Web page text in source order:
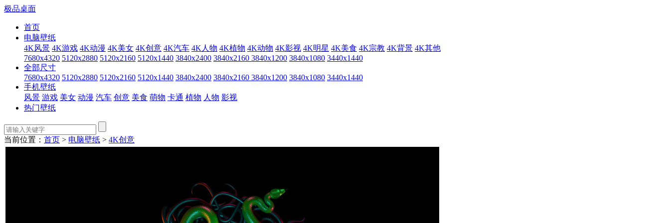
极品桌面
首页
电脑壁纸
4K风景 4K游戏 4K动漫 4K美女 4K创意 4K汽车 4K人物 4K植物 4K动物 4K影视 4K明星 4K美食 4K宗教 4K背景 4K其他
7680x4320 5120x2880 5120x2160 5120x1440 3840x2400 3840x2160 3840x1200 3840x1080 3440x1440
全部尺寸
7680x4320 5120x2880 5120x2160 5120x1440 3840x2400 3840x2160 3840x1200 3840x1080 3440x1440
手机壁纸
风景 游戏 美女 动漫 汽车 创意 美食 萌物 卡通 植物 人物 影视
热门壁纸
当前位置： 首页 > 电脑壁纸 > 4K创意